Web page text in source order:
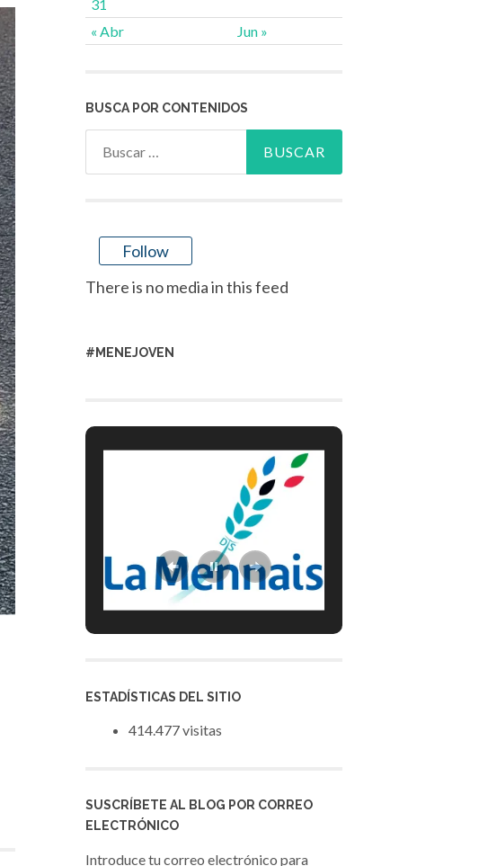
« Abr Jun »
31
BUSCA POR CONTENIDOS
Follow
There is no media in this feed
#MENEJOVEN
ESTADÍSTICAS DEL SITIO
414.477 visitas
SUSCRÍBETE AL BLOG POR CORREO
ELECTRÓNICO
Introduce tu correo electrónico para